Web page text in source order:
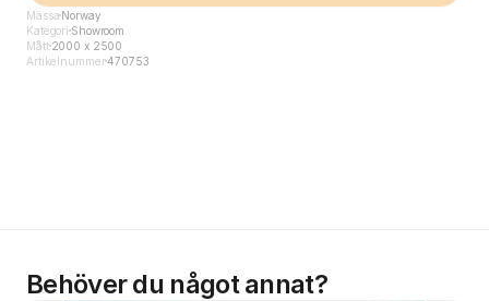
Mässa Norway
Kategori Showroom
Mått2000 x 2500
Artikelnummer470753
Behöver du något annat?